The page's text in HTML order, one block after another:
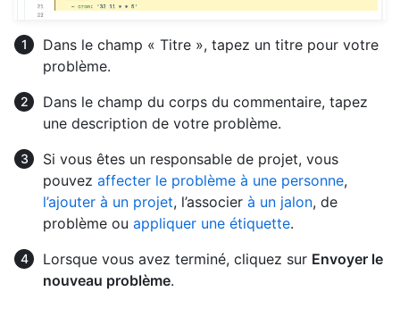
Dans le champ « Titre », tapez un titre pour votre
problème.
Dans le champ du corps du commentaire, tapez
une description de votre problème.
Si vous êtes un responsable de projet, vous
pouvez affecter le problème à une personne,
l’ajouter à un projet, l’associer à un jalon, de
problème ou appliquer une étiquette.
Lorsque vous avez terminé, cliquez sur Envoyer le
nouveau problème.